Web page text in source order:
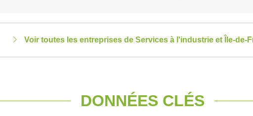
Voir toutes les entreprises de Services à l'industrie et Île-de-
DONNÉES CLÉS